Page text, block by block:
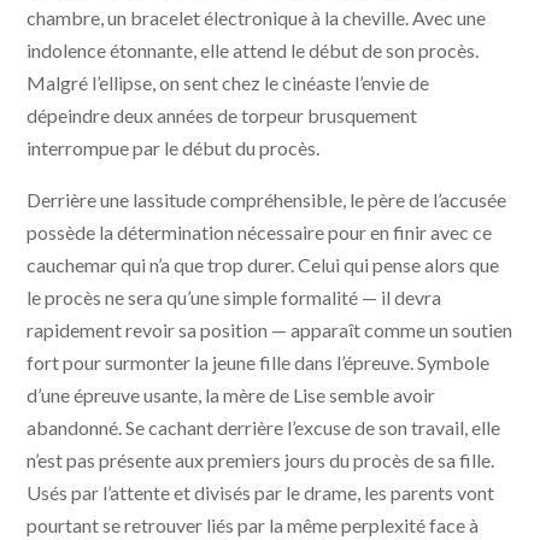
chambre, un bracelet électronique à la cheville. Avec une
indolence étonnante, elle attend le début de son procès.
Malgré l’ellipse, on sent chez le cinéaste l’envie de
dépeindre deux années de torpeur brusquement
interrompue par le début du procès.
Derrière une lassitude compréhensible, le père de l’accusée
possède la détermination nécessaire pour en finir avec ce
cauchemar qui n’a que trop durer. Celui qui pense alors que
le procès ne sera qu’une simple formalité — il devra
rapidement revoir sa position — apparaît comme un soutien
fort pour surmonter la jeune fille dans l’épreuve. Symbole
d’une épreuve usante, la mère de Lise semble avoir
abandonné. Se cachant derrière l’excuse de son travail, elle
n’est pas présente aux premiers jours du procès de sa fille.
Usés par l’attente et divisés par le drame, les parents vont
pourtant se retrouver liés par la même perplexité face à